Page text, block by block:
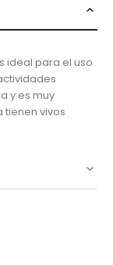
ideal para el uso
y es muy
tienen vivos